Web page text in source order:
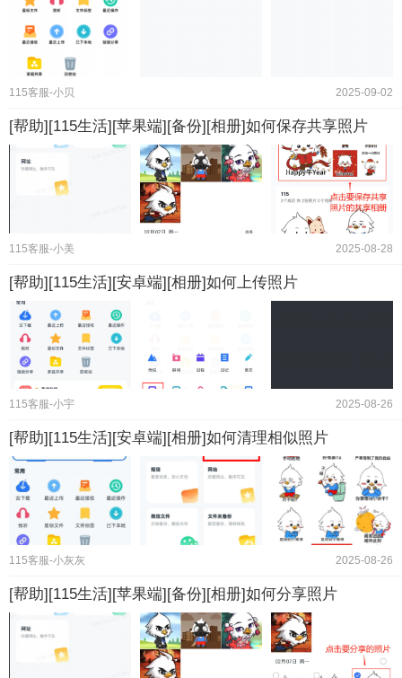
115客服-小贝 2025-09-02
[帮助][115生活][苹果端][备份][相册]如何保存共享照片
115客服-小美 2025-08-28
[帮助][115生活][安卓端][相册]如何上传照片
115客服-小宇 2025-08-26
[帮助][115生活][安卓端][相册]如何清理相似照片
115客服-小灰灰 2025-08-26
[帮助][115生活][苹果端][备份][相册]如何分享照片